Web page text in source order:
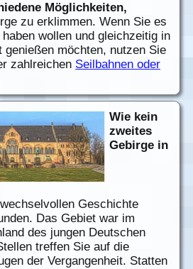
Möglichkeiten,
zu erklimmen. Wenn Sie es
wollen und gleichzeitig in
genießen möchten, nutzen Sie
zahlreichen Seilbahnen oder
Wie kein
zweites
Gebirge in
Geschichte
Das Gebiet war im
des jungen Deutschen
treffen Sie auf die
der Vergangenheit. Statten